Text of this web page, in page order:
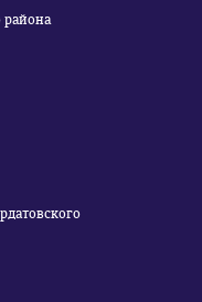
района